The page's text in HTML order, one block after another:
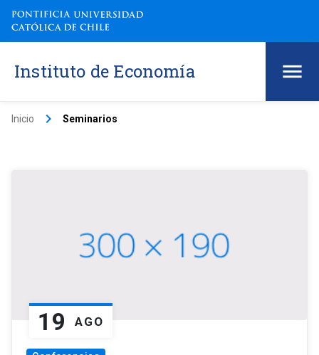
Instituto de Economía
Inicio keyboard_arrow_right Seminarios
19 AGO